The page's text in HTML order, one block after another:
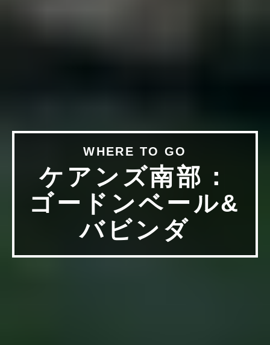
WHERE TO GO
ケアンズ南部：
ゴードンベール&
バビンダ